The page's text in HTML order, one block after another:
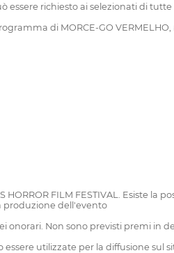
richiesto ai selezionati di tutte
di MORCE-GO
FILM FESTIVAL. Esiste la
produzione dell'evento
onorari. Non sono previsti premi in
utilizzate per la diffusione sul